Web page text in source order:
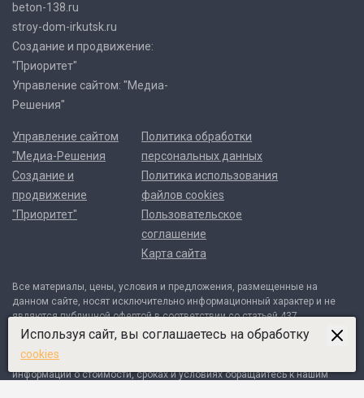
beton-138.ru
stroy-dom-irkutsk.ru
Создание и продвижение:
"Приоритет"
Управление сайтом: "Медиа-
Решения"
Управление сайтом
"Медиа-Решения
Создание и
продвижение
"Приоритет"
Политика обработки
персональных данных
Политика использования
файлов cookies
Пользовательское
соглашение
Карта сайта
Все материалы, цены, условия и предложения, размещенные на
данном сайте, носят исключительно информационный характер и не
являются публичной офертой в соответствии со статьей 437
Гражданского кодекса Российской Федерации. Договор может быть
и оформляется в письменном виде. Для получения точной
информации о стоимости, сроках и условиях обращайтесь к нашим
Используя сайт, вы соглашаетесь на обработку
cookies